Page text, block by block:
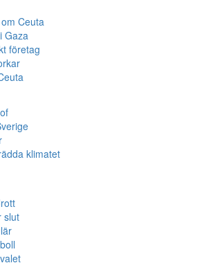
Ceuta
Gaza
företag
klimatet
slut